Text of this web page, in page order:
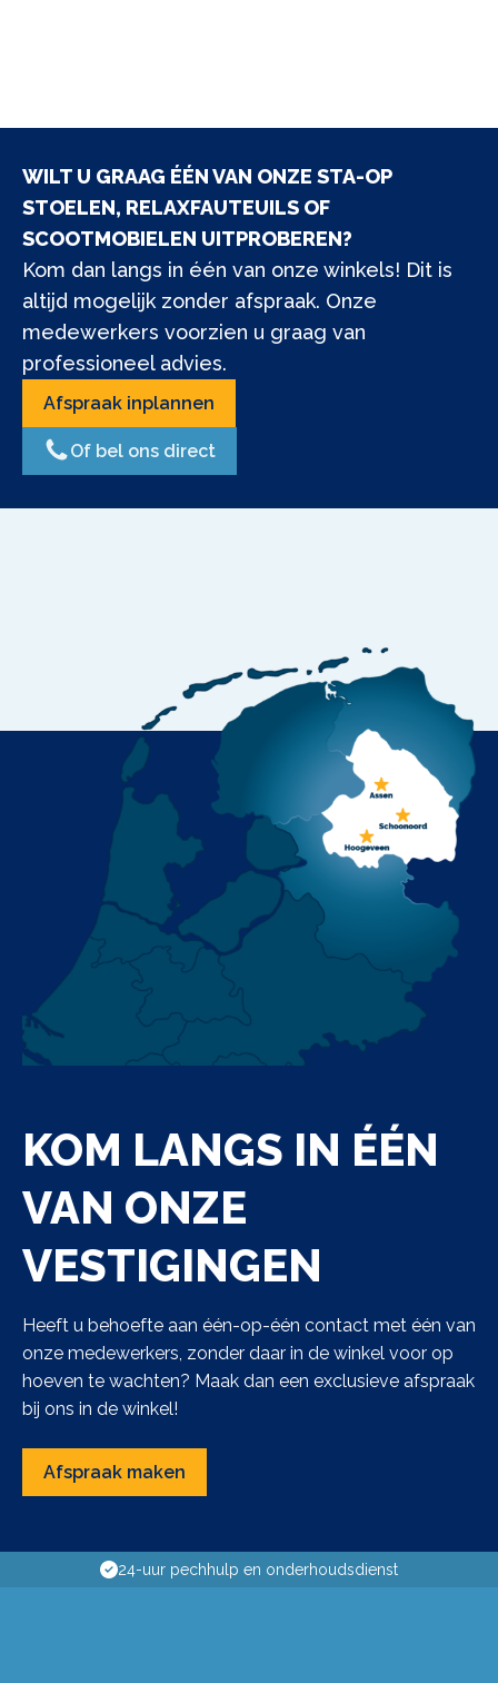
WILT U GRAAG ÉÉN VAN ONZE STA-OP
STOELEN, RELAXFAUTEUILS OF
SCOOTMOBIELEN UITPROBEREN?
Kom dan langs in één van onze winkels! Dit is
altijd mogelijk zonder afspraak. Onze
medewerkers voorzien u graag van
professioneel advies.
Afspraak inplannen
Of bel ons direct
KOM LANGS IN ÉÉN
VAN ONZE
VESTIGINGEN
Heeft u behoefte aan één-op-één contact met één van
onze medewerkers, zonder daar in de winkel voor op
hoeven te wachten? Maak dan een exclusieve afspraak
bij ons in de winkel!
Afspraak maken
Passing aan huis